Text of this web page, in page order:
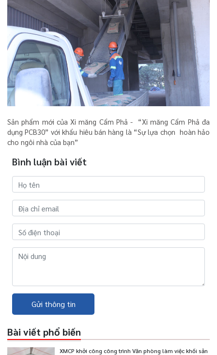
Sản phẩm mới của Xi măng Cẩm Phả - “Xi măng Cẩm Phả đa
dụng PCB30” với khẩu hiêu bán hàng là “Sự lựa chọn hoàn hảo
cho ngôi nhà của bạn”
Bình luận bài viết
Gửi thông tin
Bài viết phổ biến
XMCP khởi công công trình Văn phòng làm việc khối sản